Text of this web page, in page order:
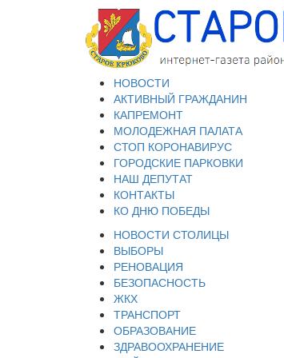
НОВОСТИ
АКТИВНЫЙ ГРАЖДАНИН
КАПРЕМОНТ
МОЛОДЕЖНАЯ ПАЛАТА
СТОП КОРОНАВИРУС
ГОРОДСКИЕ ПАРКОВКИ
НАШ ДЕПУТАТ
КОНТАКТЫ
КО ДНЮ ПОБЕДЫ
НОВОСТИ СТОЛИЦЫ
ВЫБОРЫ
РЕНОВАЦИЯ
БЕЗОПАСНОСТЬ
ЖКХ
ТРАНСПОРТ
ОБРАЗОВАНИЕ
ЗДРАВООХРАНЕНИЕ